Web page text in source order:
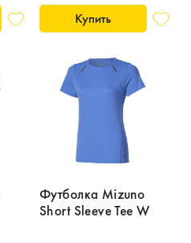
Купить
Футболка Mizuno
Short Sleeve Tee W